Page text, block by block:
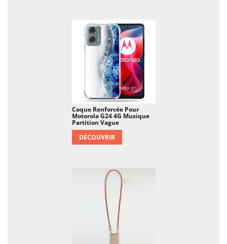
Coque Renforcée Pour
Motorola G24 4G Musique
Partition Vague
DÉCOUVRIR